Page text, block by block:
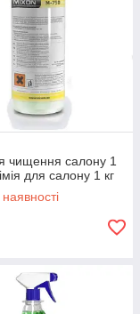
чищення салону 1
для салону 1 кг